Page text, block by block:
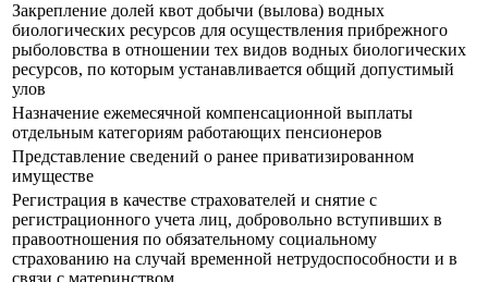
Закрепление долей квот добычи (вылова) водных
биологических ресурсов для осуществления прибрежного
рыболовства в отношении тех видов водных биологических
ресурсов, по которым устанавливается общий допустимый
улов
Назначение ежемесячной компенсационной выплаты
отдельным категориям работающих пенсионеров
Представление сведений о ранее приватизированном
имуществе
Регистрация в качестве страхователей и снятие с
регистрационного учета лиц, добровольно вступивших в
правоотношения по обязательному социальному
страхованию на случай временной нетрудоспособности и в
связи с материнством